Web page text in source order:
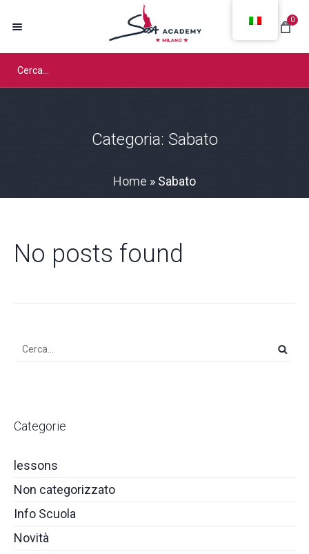
0
Categoria: Sabato
Home » Sabato
No posts found
Categorie
lessons
Non categorizzato
Info Scuola
Novità